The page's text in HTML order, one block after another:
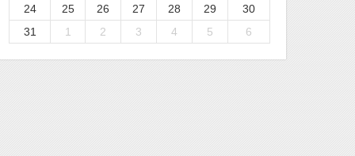
24
25 26 27 28 29
30
31
1 2 3 4 5 6